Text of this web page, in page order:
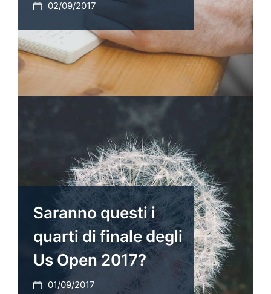
02/09/2017
Saranno questi i
quarti di finale degli
Us Open 2017?
01/09/2017